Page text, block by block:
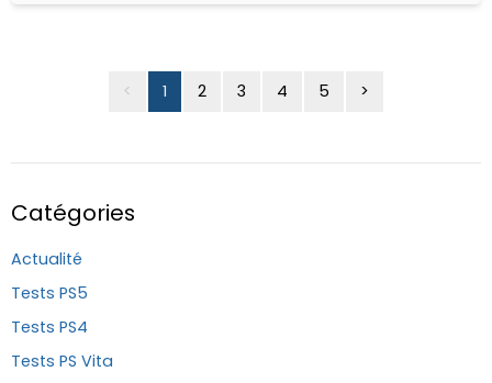
< 1 2 3 4 5 >
Catégories
Actualité
Tests PS5
Tests PS4
Tests PS Vita